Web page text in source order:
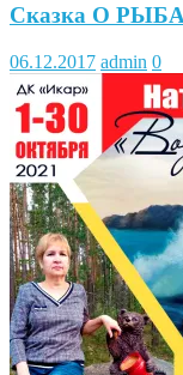
Сказка О
06.12.2017 admin 0